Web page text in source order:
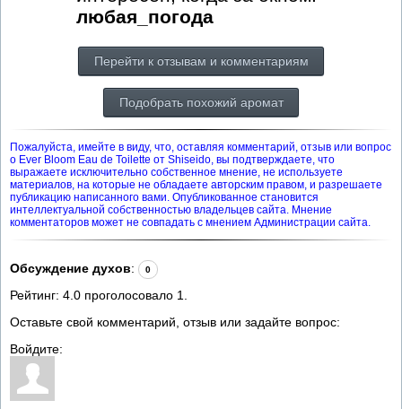
любая_погода
Перейти к отзывам и комментариям
Подобрать похожий аромат
Пожалуйста, имейте в виду, что, оставляя комментарий, отзыв или вопрос
о Ever Bloom Eau de Toilette от Shiseido, вы подтверждаете, что
выражаете исключительно собственное мнение, не используете
материалов, на которые не обладаете авторским правом, и разрешаете
публикацию написанного вами. Опубликованное становится
интеллектуальной собственностью владельцев сайта. Мнение
комментаторов может не совпадать с мнением Администрации сайта.
Обсуждение духов: 0
Рейтинг: 4.0 проголосовало 1
Оставьте свой комментарий, отзыв или задайте вопрос:
Войдите: